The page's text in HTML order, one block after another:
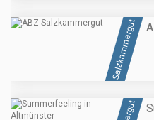
Salzkammergut